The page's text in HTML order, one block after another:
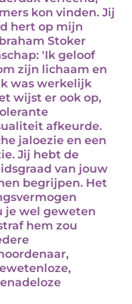
kon vinden. Jij
hert op mijn
Stoker
'Ik geloof
zijn lichaam en
was werkelijk
wijst er ook op,
afkeurde.
jaloezie en een
Jij hebt de
van jouw
begrijpen. Het
je wel geweten
hem zou